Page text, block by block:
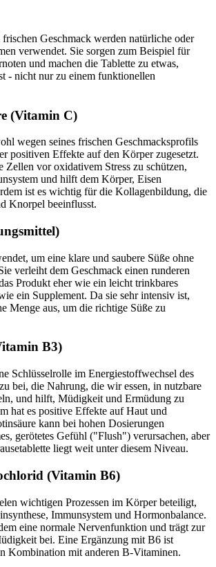
Geschmack werden natürliche oder
verwendet. Sie sorgen zum Beispiel für
und machen die Tablette zu etwas,
- nicht nur zu einem funktionellen
(Vitamin C)
wegen seines frischen Geschmacksprofils
positiven Effekte auf den Körper zugesetzt.
Zellen vor oxidativem Stress zu schützen,
und hilft dem Körper, Eisen
ist es wichtig für die Kollagenbildung, die
Knorpel beeinflusst.
um eine klare und saubere Süße ohne
verleiht dem Geschmack einen runderen
Produkt eher wie ein leicht trinkbares
ein Supplement. Da sie sehr intensiv ist,
Menge aus, um die richtige Süße zu
B3)
Schlüsselrolle im Energiestoffwechsel des
bei, die Nahrung, die wir essen, in nutzbare
und hilft, Müdigkeit und Ermüdung zu
hat es positive Effekte auf Haut und
kann bei hohen Dosierungen
gerötetes Gefühl ("Flush") verursachen, aber
liegt weit unter diesem Niveau.
(Vitamin B6)
wichtigen Prozessen im Körper beteiligt,
Immunsystem und Hormonbalance.
eine normale Nervenfunktion und trägt zur
bei. Eine Ergänzung mit B6 ist
Kombination mit anderen B-Vitaminen.